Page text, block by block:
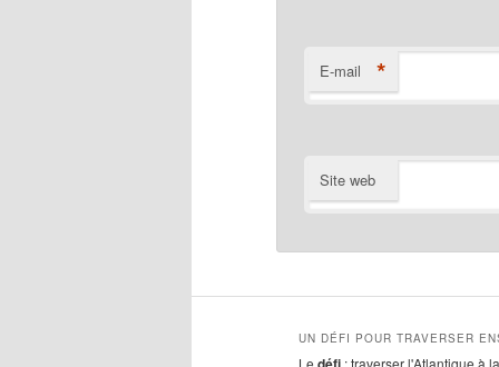
E-mail *
Site web
UN DÉFI POUR TRAVERSER
Le : traverser l'Atlantique à